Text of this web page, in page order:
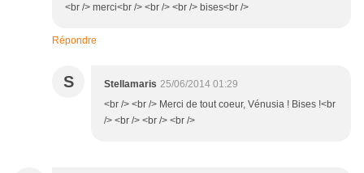
<br /> merci<br /> <br /> <br /> bises<br />
Répondre
S Stellamaris 25/06/2014 01:29
<br /> <br /> Merci de tout coeur, Vénusia ! Bises !<br
/> <br /> <br /> <br />